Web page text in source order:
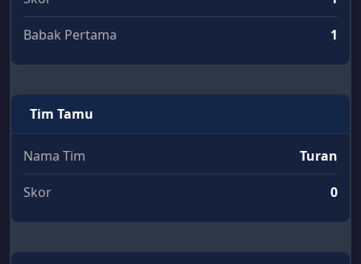
Babak Pertama 1
Tim Tamu
Nama Tim Turan
Skor 0